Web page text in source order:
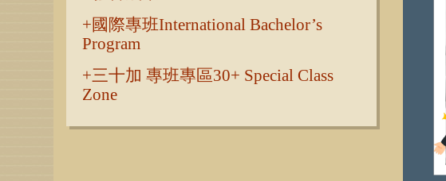
國際專班International Bachelor’s
Program
三十加 專班專區30+ Special Class
Zone